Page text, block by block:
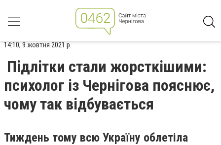
14:10, 9 жовтня 2021 р.
Підлітки стали жорсткішими:
психолог із Чернігова пояснює,
чому так відбувається
Тиждень тому всю Україну облетіла